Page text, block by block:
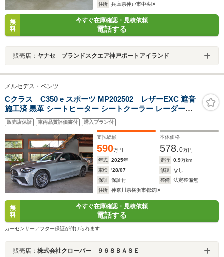
住所
兵庫県神戸市中央区
無
料
今すぐ在庫確認・見積依頼
電話する
販売店： ヤナセ ブランドスクエア神戸ポートアイランド
メルセデス・ベンツ
Cクラス C350 e スポーツ MP202502 レザーEXC 遮音
施工済 黒革 シートヒーター シートクーラー レーダーセ
ーフティ ナビ Burmester ETC 360°カメラ コーナーセン
サー ドラレコ スマホワイヤレスチャージ
販売店保証 車両品質評価書付 購入プラン付
支払総額
590万円
本体価格
578.0万円
年式
2025年 走行 0.9万km
車検
'28/07 修復
なし
保証
保証付 整備
法定整備無
住所
神奈川県横浜市都筑区
無
料
今すぐ在庫確認・見積依頼
電話する
カーセンサーアフター保証が付けられます
販売店： 株式会社クローバー ９６８ＢＡＳＥ